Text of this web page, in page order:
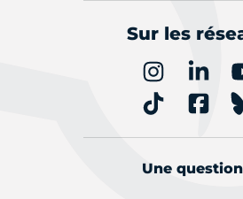
Sur les
Une